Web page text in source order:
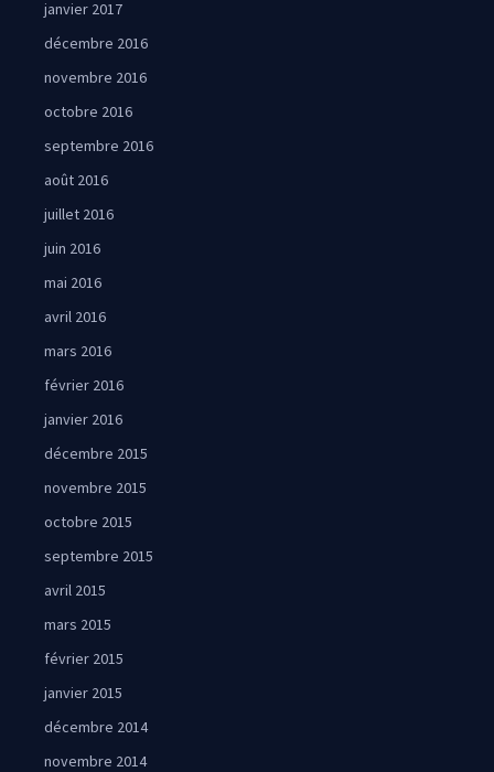
janvier 2017
décembre 2016
novembre 2016
octobre 2016
septembre 2016
août 2016
juillet 2016
juin 2016
mai 2016
avril 2016
mars 2016
février 2016
janvier 2016
décembre 2015
novembre 2015
octobre 2015
septembre 2015
avril 2015
mars 2015
février 2015
janvier 2015
décembre 2014
novembre 2014